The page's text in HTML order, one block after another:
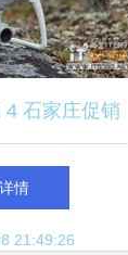
4 石家庄促销
智能飞行新体
情
21:49:26